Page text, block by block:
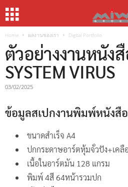
Home ผลงานของเรา Digital Portfolio
ตัวอย่างงานหนัง
SYSTEM VIRUS
03/02/2025
ข้อมูลสเปกงานพิมพ์หนังสือ
ขนาดสำเร็จ A4
ปกกระดาษอาร์ตหุ้มจั่วปัง+เคลื
เนื้อในอาร์ตมัน 128 แกรม
พิมพ์ 4สี 64หน้ารวมปก